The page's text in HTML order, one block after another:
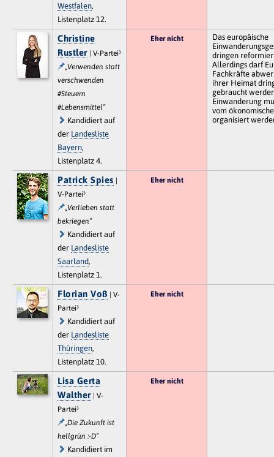
Westfalen,
Listenplatz 12.
Christine
Rustler| V-Partei³
„Verwenden statt
verschwenden
#Steuern
#Lebensmittel“
Kandidiert auf
der Landesliste
Bayern,
Listenplatz 4.
Eher nicht
Das europäische
dringen
Allerdings darf
Fachkräfte
ihrer Heimat
gebraucht
Einwanderung
vom
organisiert
Patrick Spies |
V-Partei³
„Verlieben statt
bekriegen“
Kandidiert auf
der Landesliste
Saarland,
Listenplatz 1.
Eher nicht
Florian Voß | V-
Partei³
Kandidiert auf
der Landesliste
Thüringen,
Listenplatz 10.
Eher nicht
Lisa Gerta
Walther| V-
Partei³
„Die Zukunft ist
hellgrün :-D“
Kandidiert im
Eher nicht